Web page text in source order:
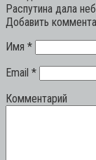
Распутина дала
Добавить
Имя *
Email *
Комментарий